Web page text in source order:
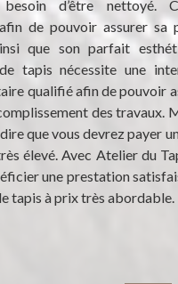
besoin d’être nettoyé.
de pouvoir assurer sa
que son parfait
tapis nécessite une
qualifié afin de pouvoir
des travaux.
que vous devrez payer
élevé. Avec Atelier du
une prestation
tapis à prix très abordable.